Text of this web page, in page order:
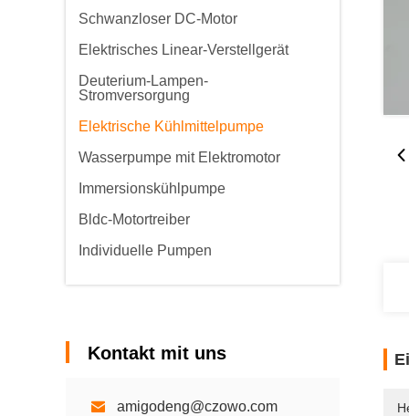
Schwanzloser DC-Motor
Elektrisches Linear-Verstellgerät
Deuterium-Lampen-
Stromversorgung
Elektrische Kühlmittelpumpe
Wasserpumpe mit Elektromotor
Immersionskühlpumpe
Bldc-Motortreiber
Individuelle Pumpen
Kontakt mit uns
amigodeng@czowo.com